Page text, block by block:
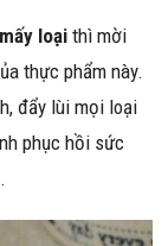
loại thì mời
thực phẩm này.
đẩy lùi mọi loại
phục hồi sức